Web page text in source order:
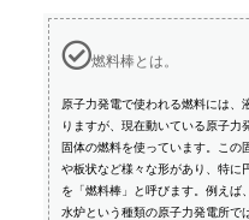
燃料棒とは。
原子力発電で使われる燃料には、
りますが、現在動いている原子力
固体の燃料を使っています。この
や板状など様々な形があり、特に
を「燃料棒」と呼びます。例えば
水炉という種類の原子力発電所で